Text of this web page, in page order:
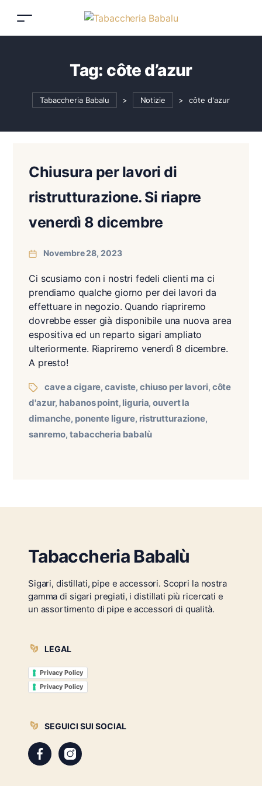
Tag: côte d’azur
Tabaccheria Babalu > Notizie > côte d'azur
Chiusura per lavori di
ristrutturazione. Si riapre
venerdì 8 dicembre
Novembre 28, 2023
Ci scusiamo con i nostri fedeli clienti ma ci
prendiamo qualche giorno per dei lavori da
effettuare in negozio. Quando riapriremo
dovrebbe esser già disponibile una nuova area
espositiva ed un reparto sigari ampliato
ulteriormente. Riapriremo venerdì 8 dicembre.
A presto!
cave a cigare,caviste,chiuso per lavori, côte
d'azur, habanos point, liguria,ouvert la
dimanche, ponente ligure, ristrutturazione,
sanremo,tabaccheria babalù
Tabaccheria Babalù
Sigari, distillati, pipe e accessori. Scopri la nostra
gamma di sigari pregiati, i distillati più ricercati e
un assortimento di pipe e accessori di qualità.
LEGAL
Privacy Policy
Privacy Policy
SEGUICI SUI SOCIAL